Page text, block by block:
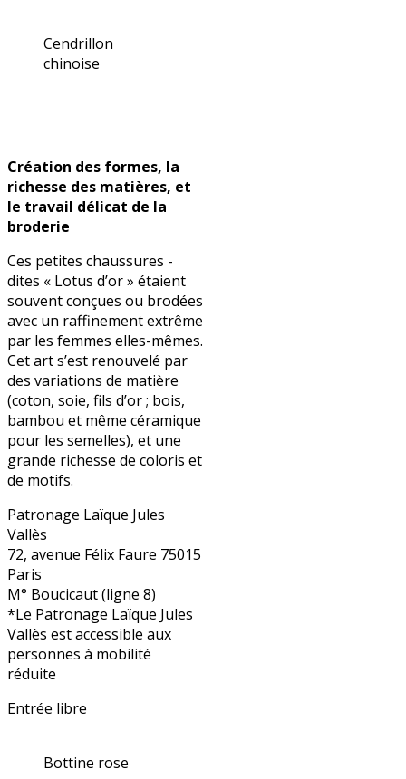
Cendrillon
chinoise
Création des formes, la
richesse des matières, et
le travail délicat de la
broderie
Ces petites chaussures -
dites « Lotus d’or » étaient
souvent conçues ou brodées
avec un raffinement extrême
par les femmes elles-mêmes.
Cet art s’est renouvelé par
des variations de matière
(coton, soie, fils d’or ; bois,
bambou et même céramique
pour les semelles), et une
grande richesse de coloris et
de motifs.
Patronage Laïque Jules
Vallès
72, avenue Félix Faure 75015
Paris
M° Boucicaut (ligne 8)
*Le Patronage Laïque Jules
Vallès est accessible aux
personnes à mobilité
réduite
Entrée libre
Bottine rose